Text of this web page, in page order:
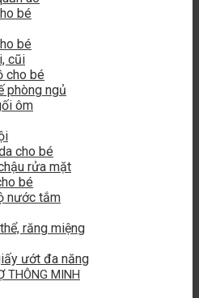
bé
bé
cũi
cho bé
phòng ngủ
ôm
cho bé
rửa mặt
bé
nước tắm
răng miệng
ướt đa năng
THÔNG MINH